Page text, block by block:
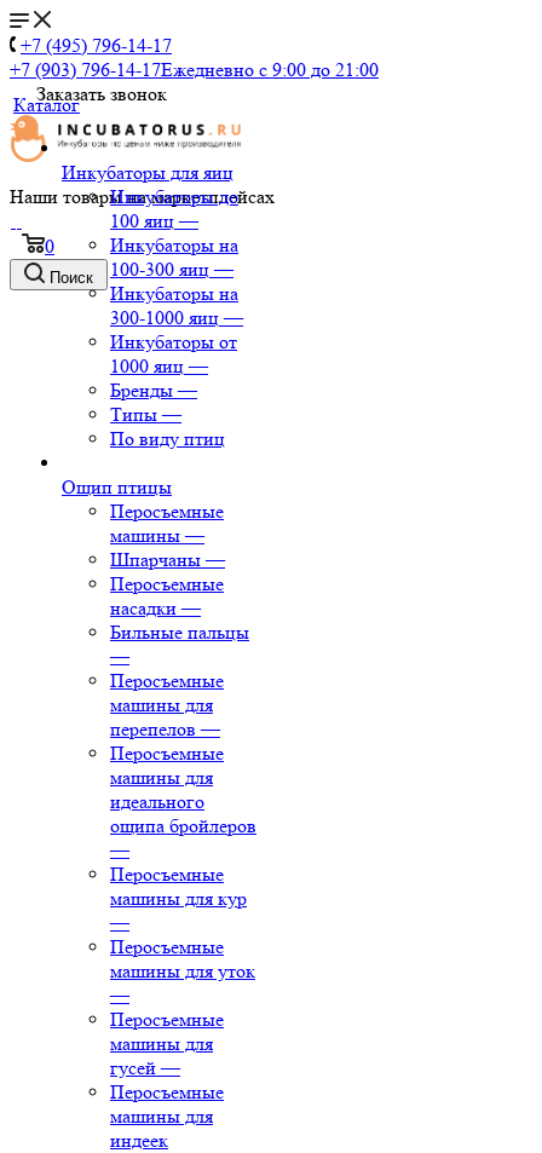
+7 (495) 796-14-17
+7 (903) 796-14-17Ежедневно с 9:00 до 21:00
Заказать звонок
Наши товары на маркетплейсах
0
Поиск
Каталог
Инкубаторы для яиц
Инкубаторы до
100 яиц —
Инкубаторы на
100-300 яиц —
Инкубаторы на
300-1000 яиц —
Инкубаторы от
1000 яиц —
Бренды —
Типы —
По виду птиц
Ощип птицы
Перосъемные
машины —
Шпарчаны —
Перосъемные
насадки —
Бильные пальцы
—
Перосъемные
машины для
перепелов —
Перосъемные
машины для
идеального
ощипа бройлеров
—
Перосъемные
машины для кур
—
Перосъемные
машины для уток
—
Перосъемные
машины для
гусей —
Перосъемные
машины для
индеек